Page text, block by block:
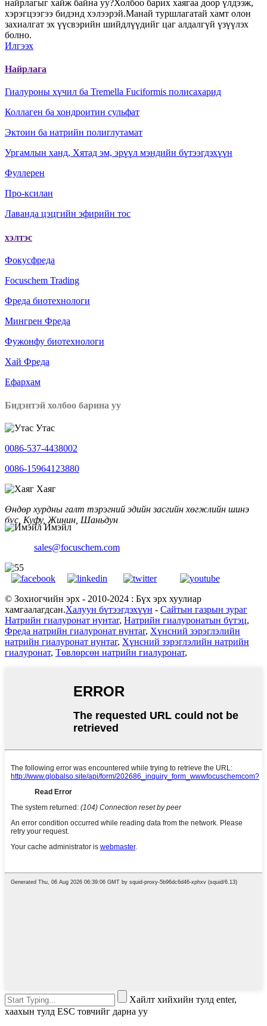
найрлагыг хайж байна уу?Холбоо барих хаягаа доор үлдээж,
хэрэгцээгээ бидэнд хэлээрэй.Манай туршлагатай хамт олон
захиалгат эх үүсвэрийн шийдлүүдийг цаг алдалгүй үзүүлэх
болно.
Илгээх
Найрлага
Гиалуроны хүчил ба Tremella Fuciformis полисахарид
Коллаген ба хондроитин сульфат
Эктоин ба натрийн полиглутамат
Ургамлын ханд, Хятад эм, эрүүл мэндийн бүтээгдэхүүн
Фуллерен
Про-ксилан
Лаванда цэцгийн эфирийн тос
хэлтэс
Фокусфреда
Focuschem Trading
Фреда биотехнологи
Мингрен Фреда
Фужонфу биотехнологи
Хай Фреда
Ефархам
Бидэнтэй холбоо барина уу
Утас
0086-537-4438002
0086-15964123880
Хаяг
Өндөр хурдны галт тэрэгний эдийн засгийн хөгжлийн шинэ
бүс, Куфу, Жинин, Шаньдун
Имэйл
sales@focuschem.com
© Зохиогчийн эрх - 2010-2024 : Бүх эрх хуулиар
хамгаалагдсан.Халуун бүтээгдэхүүн - Сайтын газрын зураг
Натрийн гиалуронат нунтаг, Натрийн гиалуронатын бүтэц,
Фреда натрийн гиалуронат нунтаг, Хүнсний зэрэглэлийн
натрийн гиалуронат нунтаг, Хүнсний зэрэглэлийн натрийн
гиалуронат, Төвлөрсөн натрийн гиалуронат,
Хайлт хийхийн тулд enter,
хаахын тулд ESC товчийг дарна уу